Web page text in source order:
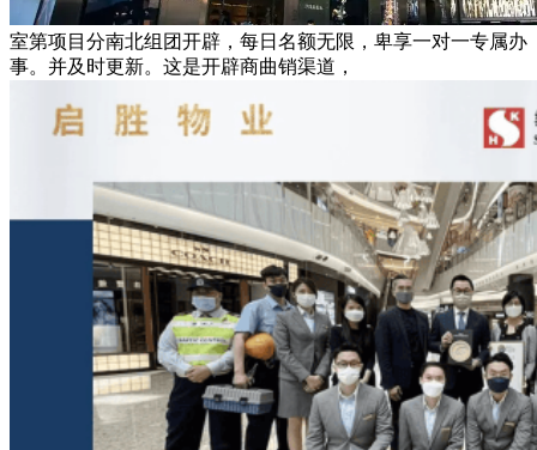
室第项目分南北组团开辟，每日名额无限，卑享一对一专属办
事。并及时更新。这是开辟商曲销渠道，